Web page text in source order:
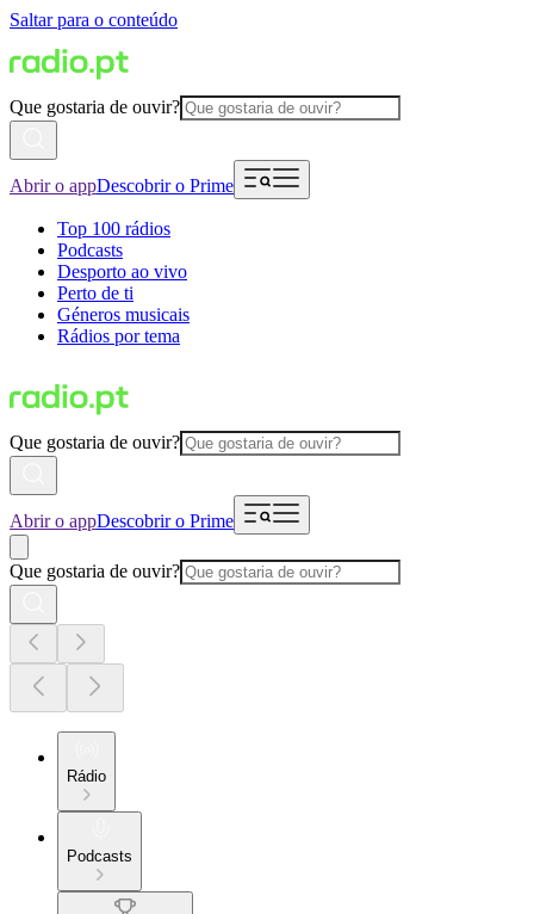
Saltar para o conteúdo
Que gostaria de ouvir?
Abrir o appDescobrir o Prime
Top 100 rádios
Podcasts
Desporto ao vivo
Perto de ti
Géneros musicais
Rádios por tema
Que gostaria de ouvir?
Abrir o appDescobrir o Prime
Que gostaria de ouvir?
Rádio
Podcasts